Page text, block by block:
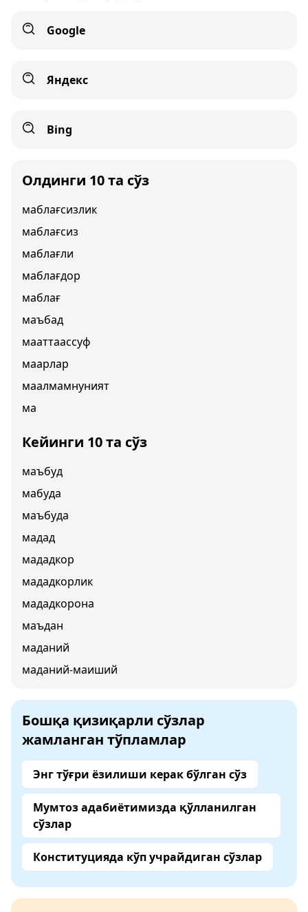
Google
Яндекс
Bing
Олдинги 10 та сўз
маблағсизлик
маблағсиз
маблағли
маблағдор
маблағ
маъбад
мааттаассуф
маарлар
маалмамнуният
ма
Кейинги 10 та сўз
маъбуд
мабуда
маъбуда
мадад
мададкор
мададкорлик
мададкорона
маъдан
маданий
маданий-маиший
Бошқа қизиқарли сўзлар
жамланган тўпламлар
Энг тўғри ёзилиши керак бўлган сўз
Мумтоз адабиётимизда қўлланилган
сўзлар
Конституцияда кўп учрайдиган сўзлар